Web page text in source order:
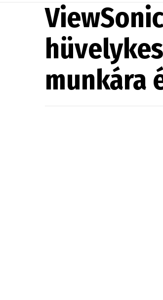
munkára